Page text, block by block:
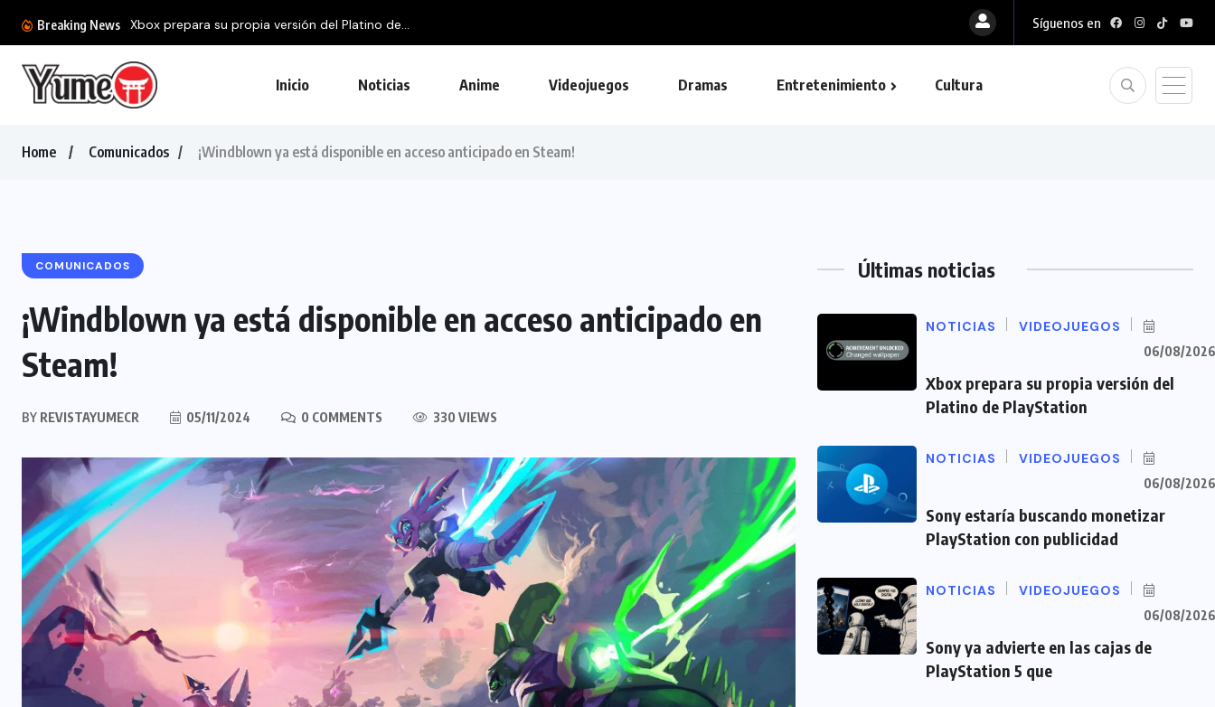
Breaking News Síguenos en
Inicio Noticias Anime Videojuegos Dramas Entretenimiento Cultura
Home Comunicados ¡Windblown ya está disponible en acceso anticipado en Steam!
COMUNICADOS
¡Windblown ya está disponible en acceso anticipado en
Steam!
BY REVISTAYUMECR 05/11/2024 0 COMMENTS 330 VIEWS
Últimas noticias
NOTICIAS VIDEOJUEGOS
06/08/2026
Xbox prepara su propia versión del
Platino de PlayStation
NOTICIAS VIDEOJUEGOS
06/08/2026
Sony estaría buscando monetizar
PlayStation con publicidad
NOTICIAS VIDEOJUEGOS
06/08/2026
Sony ya advierte en las cajas de
PlayStation 5 que